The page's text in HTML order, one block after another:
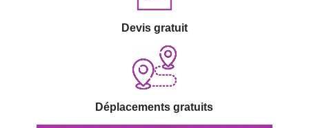
Devis gratuit
Déplacements gratuits